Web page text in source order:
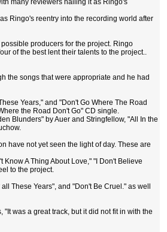
many reviewers hailing it as Ringo's
Ringo's reentry into the recording world after
producers for the project. Ringo
of the best lent their talents to the project..
the songs that were appropriate and he had
Years," and "Don't Go Where The Road
the Road Don't Go" CD single.
Blunders" by Auer and Stringfellow, "All In the
have not yet seen the light of day. These are
A Thing About Love," "I Don't Believe
to the project.
These Years", and "Don't Be Cruel." as well
was a great track, but it did not fit in with the